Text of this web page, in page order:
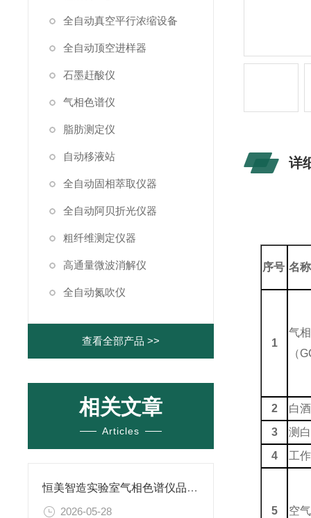
全自动真空平行浓缩设备
全自动顶空进样器
石墨赶酸仪
气相色谱仪
脂肪测定仪
自动移液站
全自动固相萃取仪器
全自动阿贝折光仪器
粗纤维测定仪器
高通量微波消解仪
全自动氮吹仪
查看全部产品 >>
相关文章
Articles
恒美智造实验室气相色谱仪品牌推荐—从进口到国产优选的全面指南
2026-05-28
详
序号 名称
1
气
（
2
白
3
测
4
工
5 空